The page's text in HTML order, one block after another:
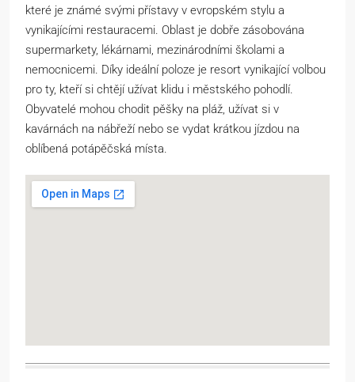
které je známé svými přístavy v evropském stylu a
vynikajícími restauracemi. Oblast je dobře zásobována
supermarkety, lékárnami, mezinárodními školami a
nemocnicemi. Díky ideální poloze je resort vynikající volbou
pro ty, kteří si chtějí užívat klidu i městského pohodlí.
Obyvatelé mohou chodit pěšky na pláž, užívat si v
kavárnách na nábřeží nebo se vydat krátkou jízdou na
oblíbená potápěčská místa.